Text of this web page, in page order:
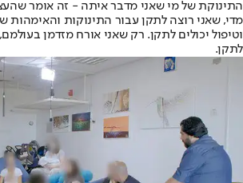
התינוקת של מי שאני מדבר איתה - זה אומר
מדי, שאני רוצה לתקן עבור התינוקות
וטיפול יכולים לתקן. רק שאני אורח מזדמן
לתקן.